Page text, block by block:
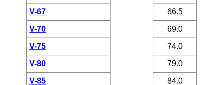
V-67 66.5
V-70 69.0
V-75 74.0
V-80 79.0
V-85 84.0